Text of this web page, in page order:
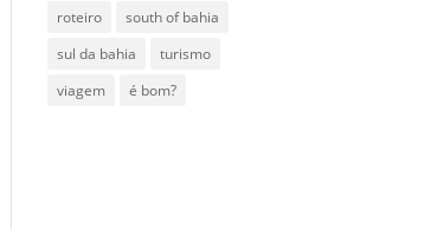
roteiro
south of bahia
sul da bahia
turismo
viagem
é bom?